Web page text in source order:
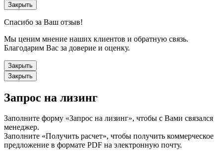
Закрыть
Спасибо за Ваш отзыв!
Мы ценим мнение наших клиентов и обратную связь.
Благодарим Вас за доверие и оценку.
Закрыть
Закрыть
Запрос на лизинг
Заполните форму «Запрос на лизинг», чтобы с Вами связался
менеджер.
Заполните «Получить расчет», чтобы получить коммерческое
предложение в формате PDF на электронную почту.